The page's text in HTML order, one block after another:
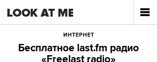
ИНТЕРНЕТ
Бесплатное last.fm радио